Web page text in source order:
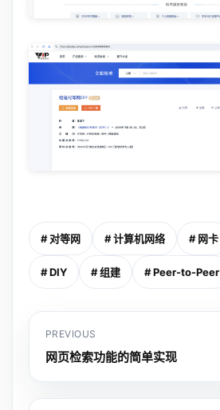
# 对等网 # 计算机网络 # 网卡
# DIY # 组建 # Peer-to-Peer
PREVIOUS
网页检索功能的简单实现